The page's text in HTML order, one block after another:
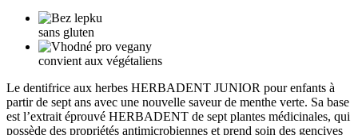
sans gluten
convient aux végétaliens
Le dentifrice aux herbes HERBADENT JUNIOR pour enfants à
partir de sept ans avec une nouvelle saveur de menthe verte. Sa base
est l’extrait éprouvé HERBADENT de sept plantes médicinales, qui
possède des propriétés antimicrobiennes et prend soin des gencives